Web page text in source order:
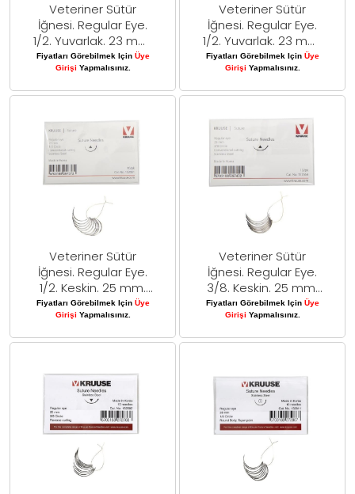
Veteriner Sütür
İğnesi. Regular Eye.
1/2. Yuvarlak. 23 mm.
10/pk
Fiyatları Görebilmek Için Üye
Girişi Yapmalısınız.
Veteriner Sütür
İğnesi. Regular Eye.
1/2. Yuvarlak. 23 mm.
10/pk
Fiyatları Görebilmek Için Üye
Girişi Yapmalısınız.
Veteriner Sütür
İğnesi. Regular Eye.
1/2. Keskin. 25 mm.
10/pk
Fiyatları Görebilmek Için Üye
Girişi Yapmalısınız.
Veteriner Sütür
İğnesi. Regular Eye.
3/8. Keskin. 25 mm.
10/pk
Fiyatları Görebilmek Için Üye
Girişi Yapmalısınız.